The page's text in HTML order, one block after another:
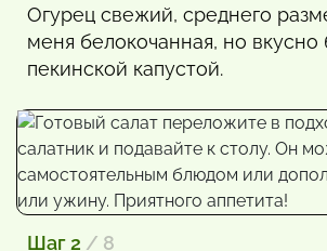
Огурец свежий, среднего
меня белокочанная, но вкусно
пекинской капустой.
Шаг 2 / 8